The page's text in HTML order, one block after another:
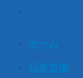
ホーム
日本市場